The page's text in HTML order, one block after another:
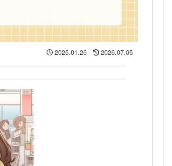
2025.01.26 2026.07.05